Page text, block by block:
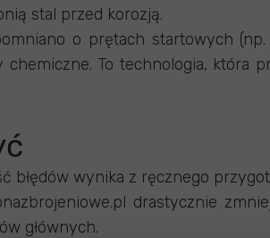
stal przed korozją.
o prętach startowych
To technologia, która
błędów wynika z ręcznego
drastycznie
głównych.